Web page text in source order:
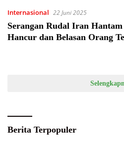
Internasional 22 Juni 2025
Serangan Rudal Iran
Hancur dan Belasan Orang
Berita Terpopuler